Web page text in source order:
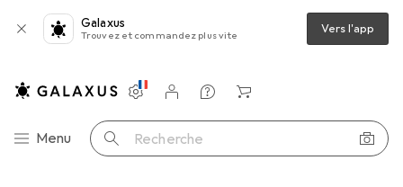
Galaxus
Trouvez et commandez plus vite Vers l'app
Navigation par catégorie
Menu Recherche
Paramètres
Compte client
Listes de comparaison
Listes d'envies
Panier